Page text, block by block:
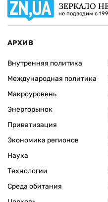
ЗЕРКАЛО
не подводим с
АРХИВ
Внутренняя политика
Международная политика
Макроуровень
Энергорынок
Приватизация
Экономика регионов
Наука
Технологии
Среда обитания